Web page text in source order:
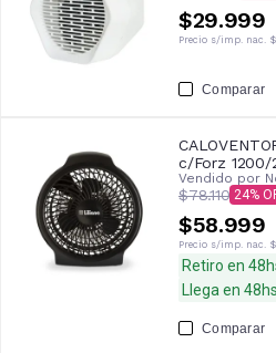
$29.999
Precio s/imp. nac.
Comparar
c/Forz 1200/
Vendido por
$78.110 24
$58.999
Precio s/imp. nac.
Retiro en
Llega en 48hs
Comparar